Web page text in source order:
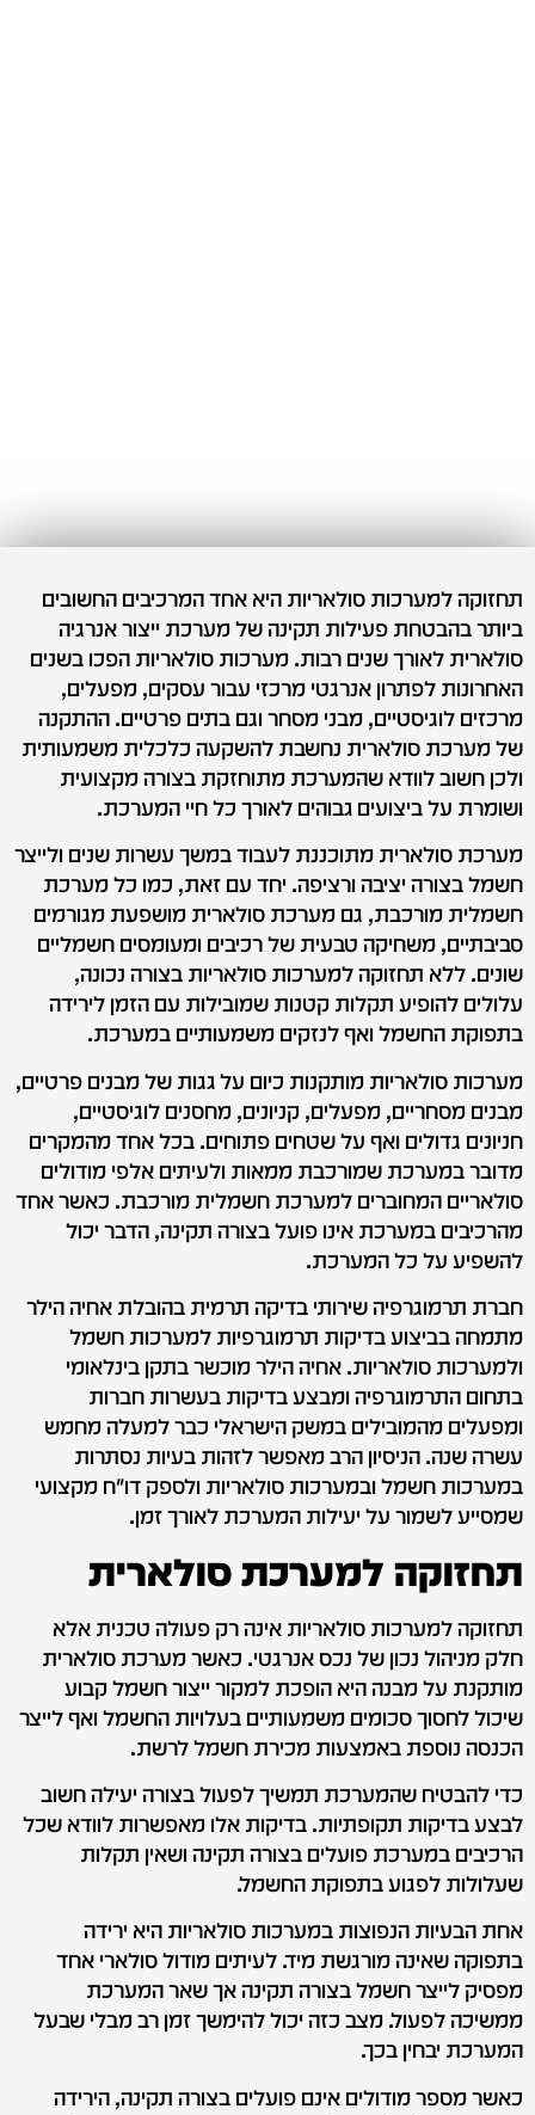
תחזוקה למערכות סולאריות היא אחד המרכיבים החשובים
ביותר בהבטחת פעילות תקינה של מערכת ייצור אנרגיה
סולארית לאורך שנים רבות. מערכות סולאריות הפכו בשנים
האחרונות לפתרון אנרגטי מרכזי עבור עסקים, מפעלים,
מרכזים לוגיסטיים, מבני מסחר וגם בתים פרטיים. ההתקנה
של מערכת סולארית נחשבת להשקעה כלכלית משמעותית
ולכן חשוב לוודא שהמערכת מתוחזקת בצורה מקצועית
ושומרת על ביצועים גבוהים לאורך כל חיי המערכת.
מערכת סולארית מתוכננת לעבוד במשך עשרות שנים ולייצר
חשמל בצורה יציבה ורציפה. יחד עם זאת, כמו כל מערכת
חשמלית מורכבת, גם מערכת סולארית מושפעת מגורמים
סביבתיים, משחיקה טבעית של רכיבים ומעומסים חשמליים
שונים. ללא תחזוקה למערכות סולאריות בצורה נכונה,
עלולים להופיע תקלות קטנות שמובילות עם הזמן לירידה
בתפוקת החשמל ואף לנזקים משמעותיים במערכת.
מערכות סולאריות מותקנות כיום על גגות של מבנים פרטיים,
מבנים מסחריים, מפעלים, קניונים, מחסנים לוגיסטיים,
חניונים גדולים ואף על שטחים פתוחים. בכל אחד מהמקרים
מדובר במערכת שמורכבת ממאות ולעיתים אלפי מודולים
סולאריים המחוברים למערכת חשמלית מורכבת. כאשר אחד
מהרכיבים במערכת אינו פועל בצורה תקינה, הדבר יכול
להשפיע על כל המערכת.
חברת תרמוגרפיה שירותי בדיקה תרמית בהובלת אחיה הילר
מתמחה בביצוע בדיקות תרמוגרפיות למערכות חשמל
ולמערכות סולאריות. אחיה הילר מוכשר בתקן בינלאומי
בתחום התרמוגרפיה ומבצע בדיקות בעשרות חברות
ומפעלים מהמובילים במשק הישראלי כבר למעלה מחמש
עשרה שנה. הניסיון הרב מאפשר לזהות בעיות נסתרות
במערכות חשמל ובמערכות סולאריות ולספק דו"ח מקצועי
שמסייע לשמור על יעילות המערכת לאורך זמן.
תחזוקה למערכת סולארית
תחזוקה למערכות סולאריות אינה רק פעולה טכנית אלא
חלק מניהול נכון של נכס אנרגטי. כאשר מערכת סולארית
מותקנת על מבנה היא הופכת למקור ייצור חשמל קבוע
שיכול לחסוך סכומים משמעותיים בעלויות החשמל ואף לייצר
הכנסה נוספת באמצעות מכירת חשמל לרשת.
כדי להבטיח שהמערכת תמשיך לפעול בצורה יעילה חשוב
לבצע בדיקות תקופתיות. בדיקות אלו מאפשרות לוודא שכל
הרכיבים במערכת פועלים בצורה תקינה ושאין תקלות
שעלולות לפגוע בתפוקת החשמל.
אחת הבעיות הנפוצות במערכות סולאריות היא ירידה
בתפוקה שאינה מורגשת מיד. לעיתים מודול סולארי אחד
מפסיק לייצר חשמל בצורה תקינה אך שאר המערכת
ממשיכה לפעול. מצב כזה יכול להימשך זמן רב מבלי שבעל
המערכת יבחין בכך.
כאשר מספר מודולים אינם פועלים בצורה תקינה, הירידה